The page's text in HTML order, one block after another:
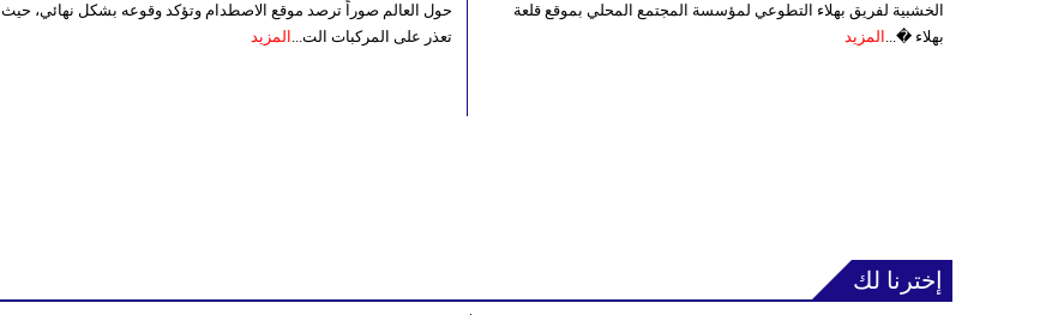
حول العالم صوراً ترصد موقع الاصطدام وتؤكد وقوعه بشكل نهائي، حيث
تعذر على المركبات الت... المزيد
الخشبية لفريق بهلاء التطوعي لمؤسسة المجتمع المحلي بموقع قلعة
بهلاء �... المزيد
إخترنا لك